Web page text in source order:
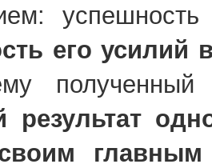
его усилий
полученный
результат